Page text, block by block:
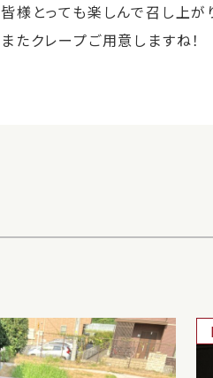
皆様とっても楽しんで召し上が
またクレープご用意しますね！